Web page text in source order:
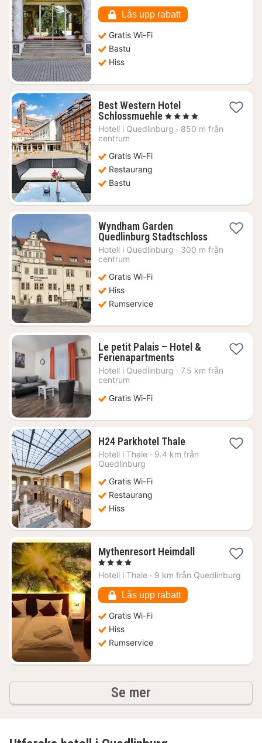
kr.Lås upp rabatt
Gratis Wi-Fi
Bastu
Hiss
Best Western Hotel
Schlossmuehle1
natt
från
, 4 Stjärnor
Hotell i Quedlinburg · 850 m från
centrum
Gratis Wi-Fi
Restaurang
Bastu
Wyndham Garden
Quedlinburg Stadtschloss1
natt
Hotell i Quedlinburg · 300 m från
centrum
Gratis Wi-Fi
Hiss
Rumservice
Le petit Palais – Hotel &
Ferienapartments1
natt
Hotell i Quedlinburg · 7.5 km från
centrum
Gratis Wi-Fi
H24 Parkhotel Thale1
natt
Hotell i Thale · 9.4 km från
Quedlinburg
Gratis Wi-Fi
Restaurang
Hiss
Mythenresort Heimdall 1
från
1642
, 4 Stjärnor
Hotell i Thale · 9 km från Quedlinburg
Lås upp rabatt
Gratis Wi-Fi
Hiss
Rumservice
Se mer